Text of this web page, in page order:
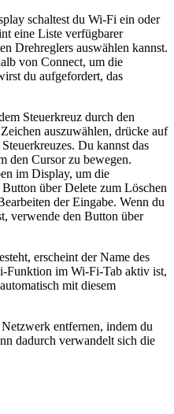
schaltest du Wi-Fi ein oder
eine Liste verfügbarer
Drehreglers auswählen kannst.
von Connect, um die
du aufgefordert, das
Steuerkreuz durch den
auszuwählen, drücke auf
Du kannst das
den Cursor zu bewegen.
im Display, um die
über Delete zum Löschen
der Eingabe. Wenn du
verwende den Button über
erscheint der Name des
Funktion im Wi-Fi-Tab aktiv ist,
mit diesem
entfernen, indem du
dadurch verwandelt sich die